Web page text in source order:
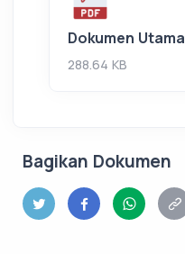
Dokumen Utama
288.64 KB
Bagikan Dokumen